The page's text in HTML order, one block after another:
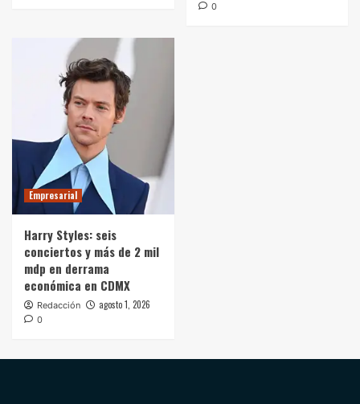
0
Empresarial
Harry Styles: seis
conciertos y más de 2 mil
mdp en derrama
económica en CDMX
Redacción agosto 1, 2026
0